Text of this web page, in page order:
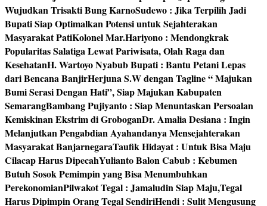
Wujudkan Trisakti Bung KarnoSudewo : Jika Terpilih Jadi
Bupati Siap Optimalkan Potensi untuk Sejahterakan
Masyarakat PatiKolonel Mar.Hariyono : Mendongkrak
Popularitas Salatiga Lewat Pariwisata, Olah Raga dan
KesehatanH. Wartoyo Nyabub Bupati : Bantu Petani Lepas
dari Bencana BanjirHerjuna S.W dengan Tagline “ Majukan
Bumi Serasi Dengan Hati”, Siap Majukan Kabupaten
SemarangBambang Pujiyanto : Siap Menuntaskan Persoalan
Kemiskinan Ekstrim di GroboganDr. Amalia Desiana : Ingin
Melanjutkan Pengabdian Ayahandanya Mensejahterakan
Masyarakat BanjarnegaraTaufik Hidayat : Untuk Bisa Maju
Cilacap Harus DipecahYulianto Balon Cabub : Kebumen
Butuh Sosok Pemimpin yang Bisa Menumbuhkan
PerekonomianPilwakot Tegal : Jamaludin Siap Maju,Tegal
Harus Dipimpin Orang Tegal SendiriHendi : Sulit Mengusung